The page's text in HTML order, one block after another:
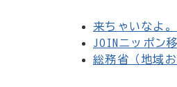
来ちゃいなよ
JOINニッポン
総務省（地域